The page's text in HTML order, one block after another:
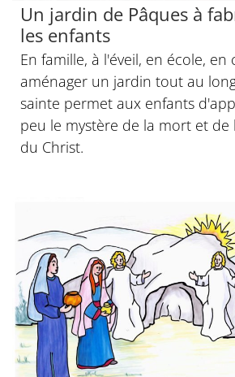
Un jardin de Pâques à
les enfants
En famille, à l'éveil, en école, en
aménager un jardin tout au
sainte permet aux enfants
peu le mystère de la mort et
du Christ.